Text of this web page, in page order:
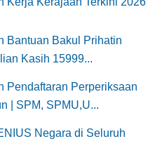
Bantuan Bakul Prihatin
Kasih 15999...
Pendaftaran Perperiksaan
Awam Tahun | SPM, SPMU,U...
Negara di Seluruh